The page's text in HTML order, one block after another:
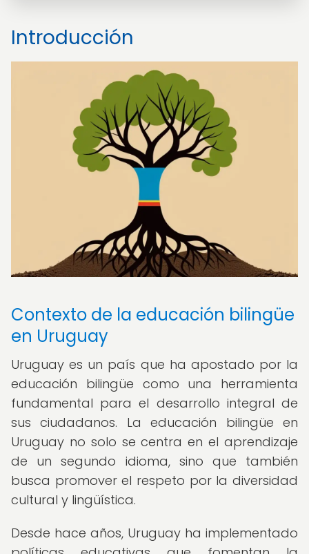
Introducción
Contexto de la educación bilingüe
en Uruguay
Uruguay es un país que ha apostado por la
educación bilingüe como una herramienta
fundamental para el desarrollo integral de
sus ciudadanos. La educación bilingüe en
Uruguay no solo se centra en el aprendizaje
de un segundo idioma, sino que también
busca promover el respeto por la diversidad
cultural y lingüística.
Desde hace años, Uruguay ha implementado